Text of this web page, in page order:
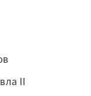
II